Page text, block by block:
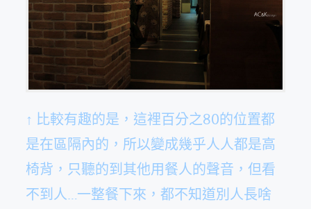
↑ 比較有趣的是，這裡百分之80的位置都
是在區隔內的，所以變成幾乎人人都是高
椅背，只聽的到其他用餐人的聲音，但看
不到人…一整餐下來，都不知道別人長啥